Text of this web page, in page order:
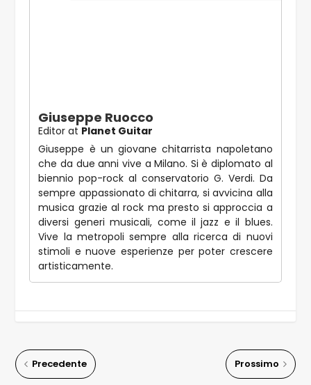
Giuseppe Ruocco
Editor at Planet Guitar
Giuseppe è un giovane chitarrista napoletano
che da due anni vive a Milano. Si è diplomato al
biennio pop-rock al conservatorio G. Verdi. Da
sempre appassionato di chitarra, si avvicina alla
musica grazie al rock ma presto si approccia a
diversi generi musicali, come il jazz e il blues.
Vive la metropoli sempre alla ricerca di nuovi
stimoli e nuove esperienze per poter crescere
artisticamente.
Precedente Prossimo